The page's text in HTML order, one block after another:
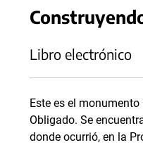
Libro electrónico
Este es el
Obligado. Se
donde ocurrió, en la